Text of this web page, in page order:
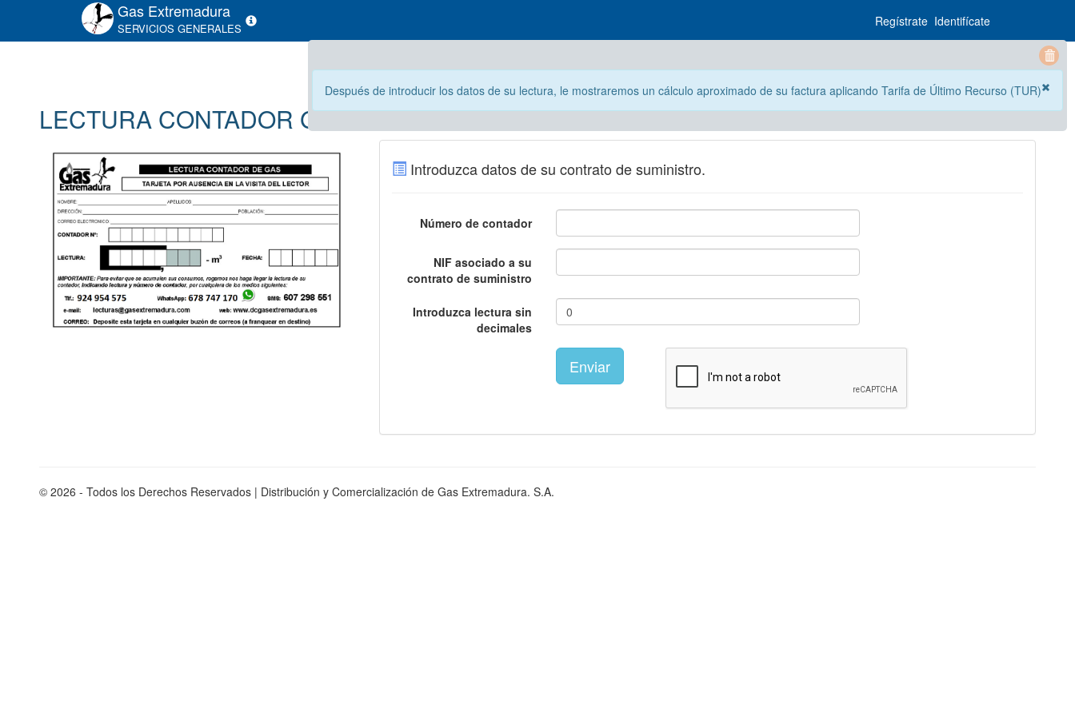
Gas Extremadura
SERVICIOS GENERALES Regístrate Identifícate
Después de introducir los datos de su lectura, le mostraremos un cálculo aproximado de su factura aplicando Tarifa de Último Recurso (TUR)
LECTURA CONTADOR GAS
Introduzca datos de su contrato de suministro.
Número de contador
NIF asociado a su
contrato de suministro
Introduzca lectura sin
decimales
© 2026 - Todos los Derechos Reservados | Distribución y Comercialización de Gas Extremadura. S.A.